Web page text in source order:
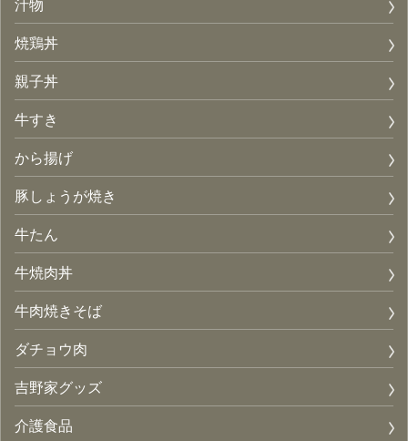
焼鶏丼
親子丼
牛すき
から揚げ
豚しょうが焼き
牛たん
牛焼肉丼
牛肉焼きそば
ダチョウ肉
吉野家グッズ
介護食品